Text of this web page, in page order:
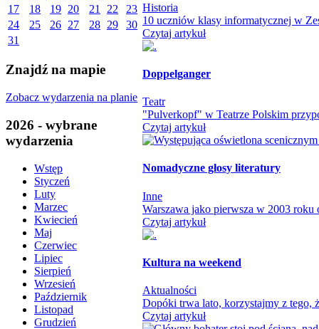
17
18 19 20 21 22
23
24
25 26 27 28 29
30
31
Znajdź na mapie
Zobacz wydarzenia na planie
2026 - wybrane
wydarzenia
Wstęp
Styczeń
Luty
Marzec
Kwiecień
Maj
Czerwiec
Lipiec
Sierpień
Wrzesień
Październik
Listopad
Grudzień
Historia
10 uczniów klasy informatycznej w
Czytaj artykuł
Doppelganger
Teatr
"Pulverkopf" w Teatrze Polskim
Czytaj artykuł
Nomadyczne głosy literatury
Inne
Warszawa jako pierwsza w 2003 roku
Czytaj artykuł
Kultura na weekend
Aktualności
Dopóki trwa lato, korzystajmy z tego,
Czytaj artykuł